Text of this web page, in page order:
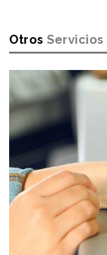
Otros Servicios